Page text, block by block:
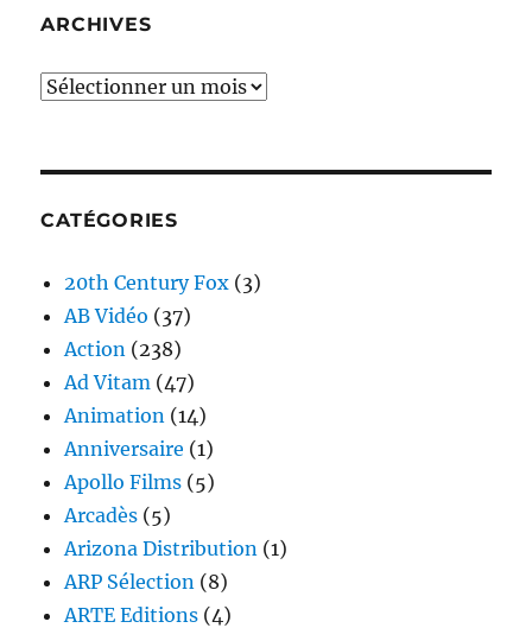
ARCHIVES
Archives
CATÉGORIES
20th Century Fox (3)
AB Vidéo (37)
Action (238)
Ad Vitam (47)
Animation (14)
Anniversaire (1)
Apollo Films (5)
Arcadès (5)
Arizona Distribution (1)
ARP Sélection (8)
ARTE Editions (4)